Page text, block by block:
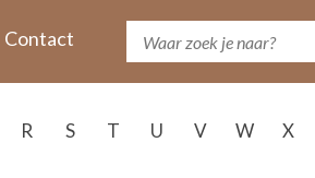
Contact
R S T U V W X